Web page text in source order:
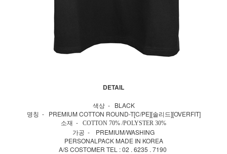
DETAIL
색상 - BLACK
명칭 - PREMIUM COTTON ROUND-T[C/PE][솔리드][OVERFIT]
소재 -
COTTON 70% /POLYSTER 30%
가공 - PREMIUM/WASHING
PERSONALPACK MADE IN KOREA
A/S COSTOMER TEL : 02 . 6235 . 7190